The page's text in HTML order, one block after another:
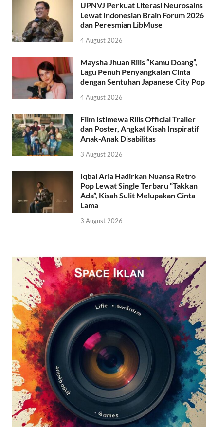
UPNVJ Perkuat Literasi Neurosains
Lewat Indonesian Brain Forum 2026
dan Peresmian LibMuse
4 August 2026
Maysha Jhuan Rilis “Kamu Doang”,
Lagu Penuh Penyangkalan Cinta
dengan Sentuhan Japanese City Pop
4 August 2026
Film Istimewa Rilis Official Trailer
dan Poster, Angkat Kisah Inspiratif
Anak-Anak Disabilitas
3 August 2026
Iqbal Aria Hadirkan Nuansa Retro
Pop Lewat Single Terbaru “Takkan
Ada”, Kisah Sulit Melupakan Cinta
Lama
3 August 2026